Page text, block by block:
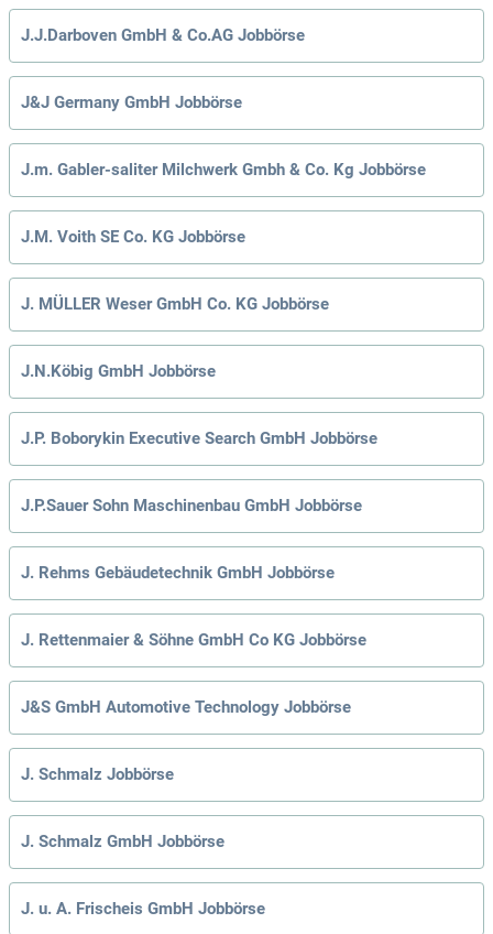
J.J.Darboven GmbH & Co.AG Jobbörse
J&J Germany GmbH Jobbörse
J.m. Gabler-saliter Milchwerk Gmbh & Co. Kg Jobbörse
J.M. Voith SE Co. KG Jobbörse
J. MÜLLER Weser GmbH Co. KG Jobbörse
J.N.Köbig GmbH Jobbörse
J.P. Boborykin Executive Search GmbH Jobbörse
J.P.Sauer Sohn Maschinenbau GmbH Jobbörse
J. Rehms Gebäudetechnik GmbH Jobbörse
J. Rettenmaier & Söhne GmbH Co KG Jobbörse
J&S GmbH Automotive Technology Jobbörse
J. Schmalz Jobbörse
J. Schmalz GmbH Jobbörse
J. u. A. Frischeis GmbH Jobbörse